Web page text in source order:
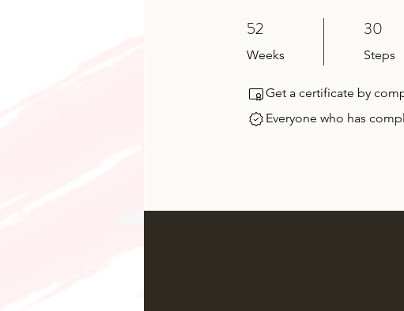
52
Weeks
52 Weeks 30
Steps
30 Steps
Get a certificate by
Everyone who has